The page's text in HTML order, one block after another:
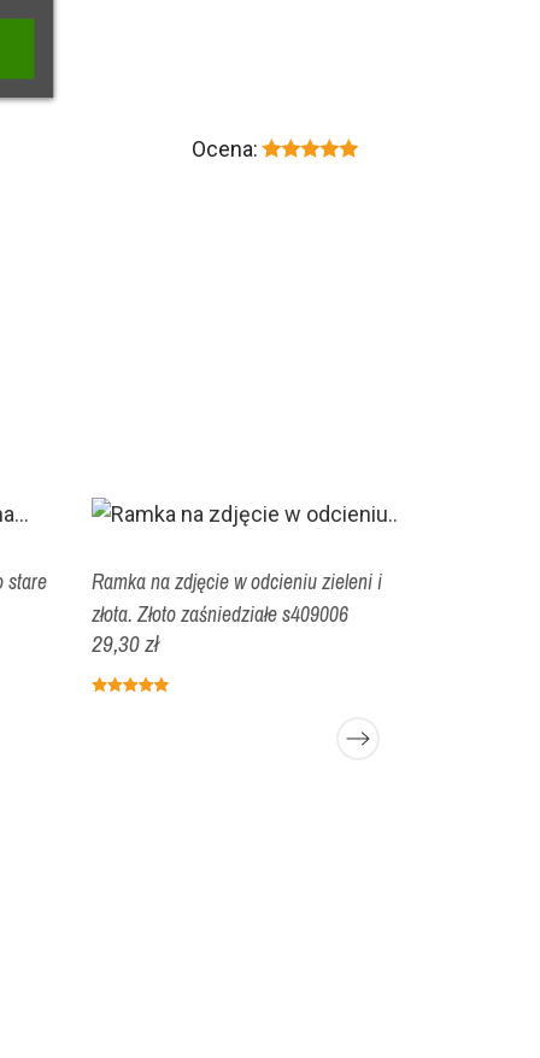
Ocena:
stare
Ramka na zdjęcie w odcieniu zieleni i
złota. Złoto zaśniedziałe s409006
29,30 zł